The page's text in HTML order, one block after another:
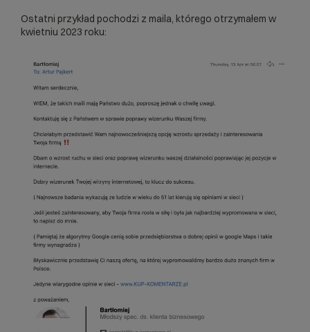
Ostatni przykład pochodzi z maila, którego otrzymałem w
kwietniu 2023 roku: